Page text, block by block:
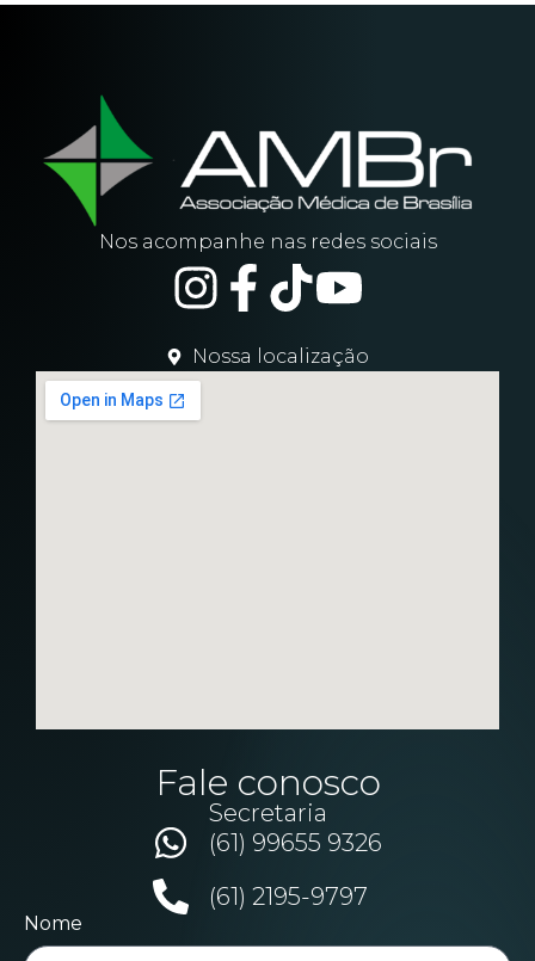
Nos acompanhe nas redes sociais
Nossa localização
Fale conosco
Secretaria
(61) 99655 9326
(61) 2195-9797
Nome